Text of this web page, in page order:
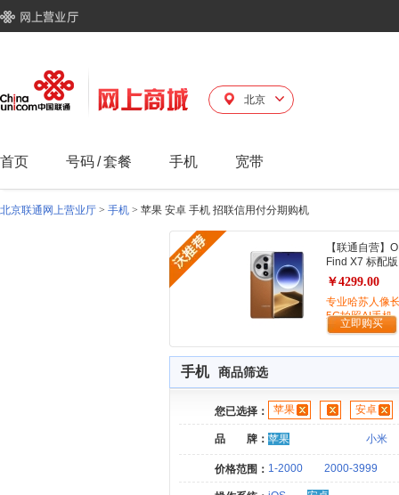
北京
首页 号码/套餐 手机 宽带
北京联通网上营业厅 > 手机 > 苹果 安卓 手机 招联信用付分期购机
【联通自营】
Find X7 标配版
￥4299.00
专业哈苏人像
5G拍照AI手机
立即购买
手机 商品筛选
您已选择： 苹果 安卓
品 牌： 苹果 小米
价格范围： 1-2000 2000-3999